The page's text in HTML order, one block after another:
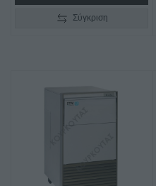
Σύγκριση